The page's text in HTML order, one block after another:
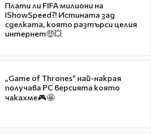
Плати ли FIFA милиони на
IShowSpeed?! Истината зад
сделката, която разтърси целия
интернет🤑💥
„Game of Thrones“ най-накрая
получава PC версията която
чакахме🎮🤩